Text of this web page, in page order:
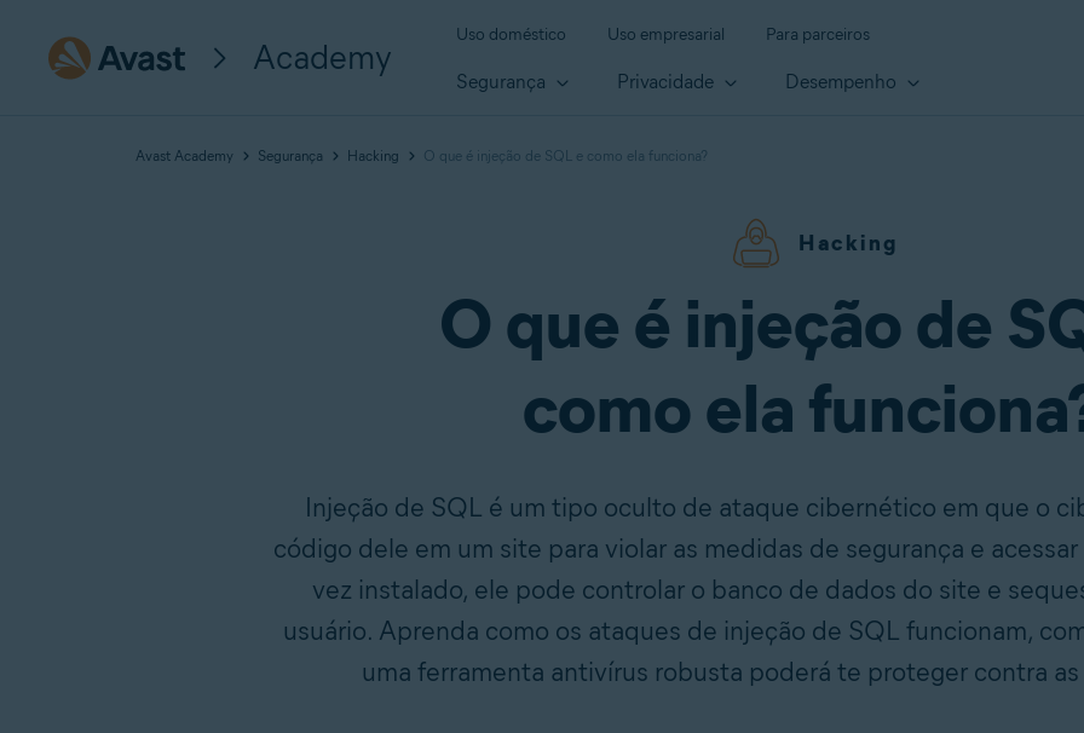
Academy
Uso doméstico Uso empresarial Para parceiros
Segurança Privacidade Desempenho
Avast Academy Segurança Hacking O que é injeção de SQL e como ela funciona?
Hacking
O que é injeção de
como ela
Injeção de SQL é um tipo oculto de ataque cibernético em que o
código dele em um site para violar as medidas de segurança e
vez instalado, ele pode controlar o banco de dados do site e
usuário. Aprenda como os ataques de injeção de SQL funcionam,
uma ferramenta antivírus robusta poderá te proteger contra